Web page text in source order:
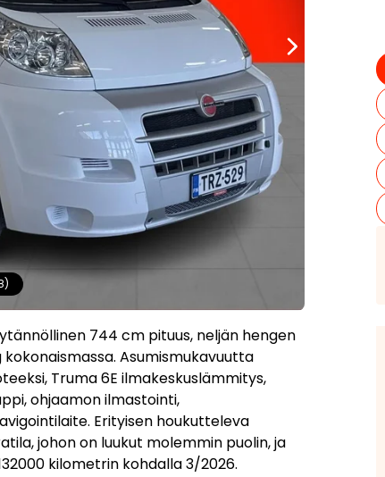
744 cm pituus, neljän hengen
Asumismukavuutta
Truma 6E ilmakeskuslämmitys,
ohjaamon ilmastointi,
Erityisen houkutteleva
johon on luukut molemmin puolin, ja
kilometrin kohdalla 3/2026.